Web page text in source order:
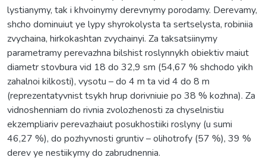
lystianymy, tak i khvoinymy derevnymy porodamy. Derevamy,
shcho dominuiut ye lypy shyrokolysta ta sertselysta, robiniia
zvychaina, hirkokashtan zvychainyi. Za taksatsiinymy
parametramy perevazhna bilshist roslynnykh obiektiv maiut
diametr stovbura vid 18 do 32,9 sm (54,67 % shchodo yikh
zahalnoi kilkosti), vysotu – do 4 m ta vid 4 do 8 m
(reprezentatyvnist tsykh hrup dorivniuie po 38 % kozhna). Za
vidnoshenniam do rivnia zvolozhenosti za chyselnistiu
ekzempliariv perevazhaiut posukhostiiki roslyny (u sumi
46,27 %), do pozhyvnosti gruntiv – olihotrofy (57 %), 39 %
derev ye nestiikymy do zabrudnennia.